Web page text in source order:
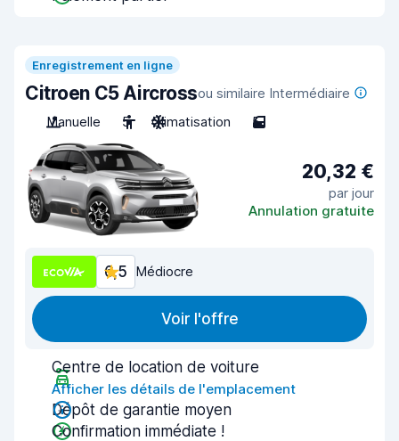
Enregistrement en ligne
Citroen C5 Aircrossou similaire Intermédiaire
Manuelle
5 Climatisation 5
20,32 €
par jour
Annulation gratuite
6,5 Médiocre
Voir l'offre
Centre de location de voiture
Afficher les détails de l'emplacement
Dépôt de garantie moyen
Confirmation immédiate !